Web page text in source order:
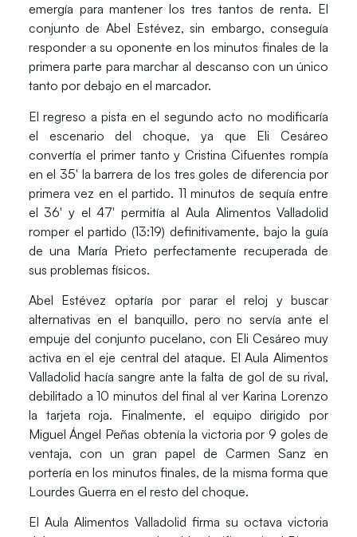
emergía para mantener los tres tantos de renta. El
conjunto de Abel Estévez, sin embargo, conseguía
responder a su oponente en los minutos finales de la
primera parte para marchar al descanso con un único
tanto por debajo en el marcador.
El regreso a pista en el segundo acto no modificaría
el escenario del choque, ya que Eli Cesáreo
convertía el primer tanto yCristina Cifuentes rompía
en el 35′ la barrera de los tres goles de diferencia por
primera vez en el partido. 11 minutos de sequía entre
el 36′ y el 47′ permitía al Aula Alimentos Valladolid
romper el partido (13:19) definitivamente, bajo la guía
de una María Prieto perfectamente recuperada de
sus problemas físicos.
Abel Estévez optaría por parar el reloj y buscar
alternativas en el banquillo, pero no servía ante el
empuje del conjunto pucelano, con Eli Cesáreo muy
activa en el eje central del ataque. El Aula Alimentos
Valladolid hacía sangre ante la falta de gol de su rival,
debilitado a 10 minutos del final al ver Karina Lorenzo
la tarjeta roja. Finalmente, el equipo dirigido por
Miguel Ángel Peñas obtenía la victoria por 9 goles de
ventaja, con un gran papel deCarmen Sanz en
portería en los minutos finales, de la misma forma que
Lourdes Guerra en el resto del choque.
El Aula Alimentos Valladolid firma su octava victoria